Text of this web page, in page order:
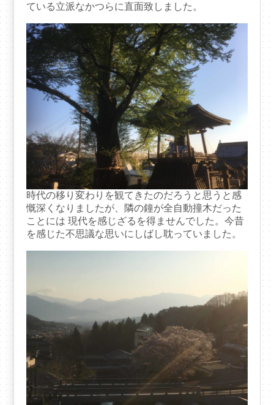
ている立派なかつらに直面致しました。
時代の移り変わりを観てきたのだろうと思うと感
慨深くなりましたが、隣の鐘が全自動撞木だった
ことには 現代を感じざるを得ませんでした。今昔
を感じた不思議な思いにしばし耽っていました。